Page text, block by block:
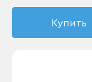
Купить